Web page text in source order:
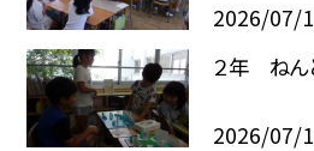
2026/07/
２年 ねん
2026/07/